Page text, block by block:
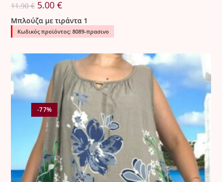
11.90€ Original
price
was:
11.90 €.
5.00€
τιμή
είναι:
5.00 €.
Μπλούζα με τιράντα 1
Κωδικός προϊόντος: 8089-πρασινο
-77%